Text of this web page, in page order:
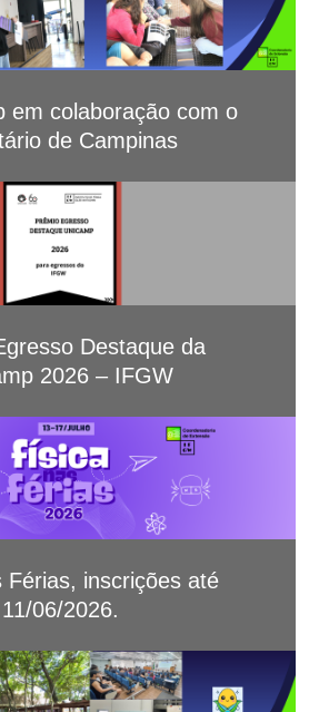
em colaboração com o
de Campinas
Destaque da
2026 – IFGW
Férias, inscrições até
11/06/2026.